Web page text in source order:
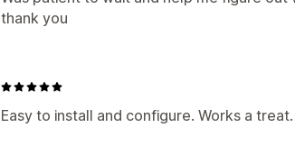
การรายงาน
รหัสที่กำหนดเอง
thank you
Easy to install and configure. Works a